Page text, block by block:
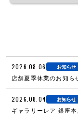
2026.08.06 お知らせ
店舗夏季休業のお知ら
2026.08.04 お知らせ
ギャラリーレア 銀座